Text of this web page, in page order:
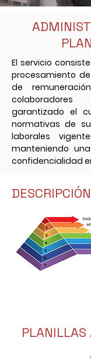
El servicio
procesamiento
de
garantizado el
normativas de
laborales
manteniendo
confidencialidad
PLANILLAS